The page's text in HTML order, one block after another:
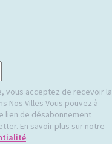
vous acceptez de recevoir la
Nos Villes Vous pouvez à
lien de désabonnement
En savoir plus sur notre
.